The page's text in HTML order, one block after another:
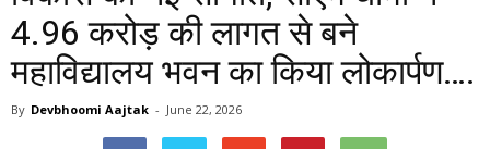
4.96 करोड़ की लागत से बने
महाविद्यालय भवन का किया लोकार्पण….
By Devbhoomi Aajtak - June 22, 2026